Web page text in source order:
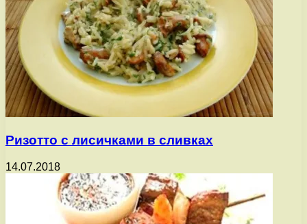
Ризотто с лисичками в сливках
14.07.2018